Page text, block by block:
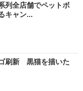
列全店舗でペットボ
キャン...
刷新 黒猫を描いた